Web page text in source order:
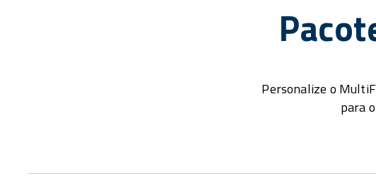
Personalize o
para